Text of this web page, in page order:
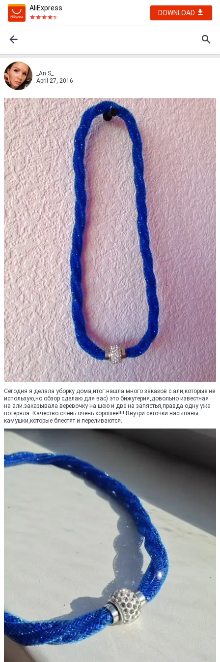
AliExpress
DOWNLOAD
_An.S_
April 27, 2016
Сегодня я делала уборку дома,итог:нашла много заказов с али,которые не
использую,но обзор сделаю для вас) это бижутерия,довольно известная
на али.заказывала веревочку на шею и две на запястья,правда одну уже
потеряла. Качество очень очень хорошее!!!! Внутри сеточки насыпаны
камушки,которые блестят и переливаются.